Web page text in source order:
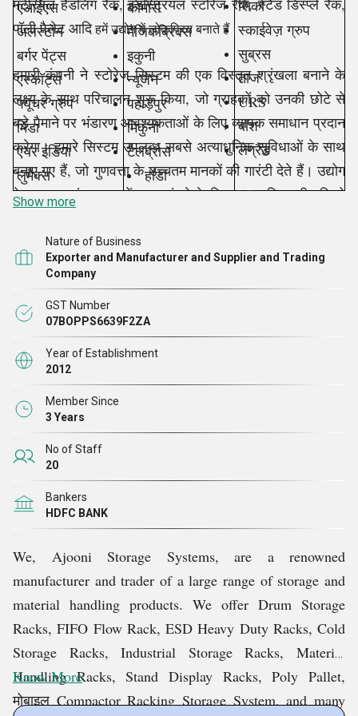
मटेरियल हैंडलिंग रैक, इंडस्ट्रियल स्टोरेज रैक, स्टैंड डिस्प्ले रैक,
पॉली पैलेट आदिहमें उद्योग में लोकप्रिय बनाते हैं।
हमारी कंपनी ने स्टोरेज सिस्टम की एक विस्तृत श्रृंखला बनाने के
लक्ष्य के साथ परिचालन शुरू किया, जो ग्राहकों को उनकी छोटे से
बड़े पैमाने पर भंडारण आवश्यकताओं के लिए व्यापक समाधान प्रदान
करेगा। हमारे सिस्टम उपलब्ध सबसे अत्याधुनिक सुविधाओं के साथ
बनाए गए हैं, जो गुणवत्ता के उच्चतम मानकों की गारंटी देते हैं। उद्योग
के उच्चतम संभव मानकों तक पहुंचने के लिए QC यूनिट पूरी गति से
गुणवत्ता
हमारी कंपनी बाजार में प्रसिद्ध है, हमारे पास प्रख्यात ISO
9001:2015 प्रमाणन है। हम उन कुछ व्यवसायों में से एक हैं जिन्हें
कम समय में प्रमाणन प्राप्त हुआ है। हमारा हर आइटम क्वालिटी के
साथ बनाया गया है। मापने योग्य मेट्रिक्स के साथ, हम सभी
हितधारकों से किए गए अपने वादों को लगातार और समय पर पूरा
करते हैं और उन्हें बढ़ाते हैं।
गुणवत्ता प्रबंधनके सिद्धांत
हमने गुणवत्ता प्रबंधन के कुछ सिद्धांतों को अपनाया है और उनका
उल्लेख नीचे दिया गया है:
लीडरशिप
ग्राहक फ़ोकस
निरंतर सुधार
सही प्रक्रिया दृष्टिकोण
लोगों को शामिल करना
एआईएस
अलस्टोन
बर्गर पेंट्स
एस्कॉर्ट्स
फ्यूचर ग्रुप
मिंडा
एयर इंडिया
लुमैक्स
कोमोरी
मैजिकब्रिक्स
इकुनी
न्यूजेन
पहाड़पुर
मिकुनी
टैलब्रोस
होंडा
सिर्का
स्काईवेज़ ग्रुप
सुब्रस
ताज
URS
बॉश
लेग्रैंड
Show more
Nature of Business
Exporter and Manufacturer and Supplier and Trading
Company
GST Number
07BOPPS6639F2ZA
Year of Establishment
2012
Member Since
3 Years
No of Staff
20
Bankers
HDFC BANK
We, Ajooni Storage Systems, are a renowned
manufacturer and trader of a large range of storage and
material handling products. We offer Drum Storage
Racks, FIFO Flow Rack, ESD Heavy Duty Racks, Cold
Storage Racks, Industrial Storage Racks, Material
Handling Racks, Stand Display Racks, Poly Pallet,
मोबाइल Compactor Racking Storage System, and many
Know More